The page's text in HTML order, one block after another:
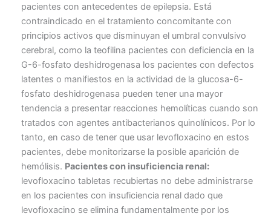
pacientes con antecedentes de epilepsia. Está
contraindicado en el tratamiento concomitante con
principios activos que disminuyan el umbral convulsivo
cerebral, como la teofilina pacientes con deficiencia en la
G-6-fosfato deshidrogenasa los pacientes con defectos
latentes o manifiestos en la actividad de la glucosa-6-
fosfato deshidrogenasa pueden tener una mayor
tendencia a presentar reacciones hemolíticas cuando son
tratados con agentes antibacterianos quinolínicos. Por lo
tanto, en caso de tener que usar levofloxacino en estos
pacientes, debe monitorizarse la posible aparición de
hemólisis. Pacientes con insuficiencia renal:
levofloxacino tabletas recubiertas no debe administrarse
en los pacientes con insuficiencia renal dado que
levofloxacino se elimina fundamentalmente por los